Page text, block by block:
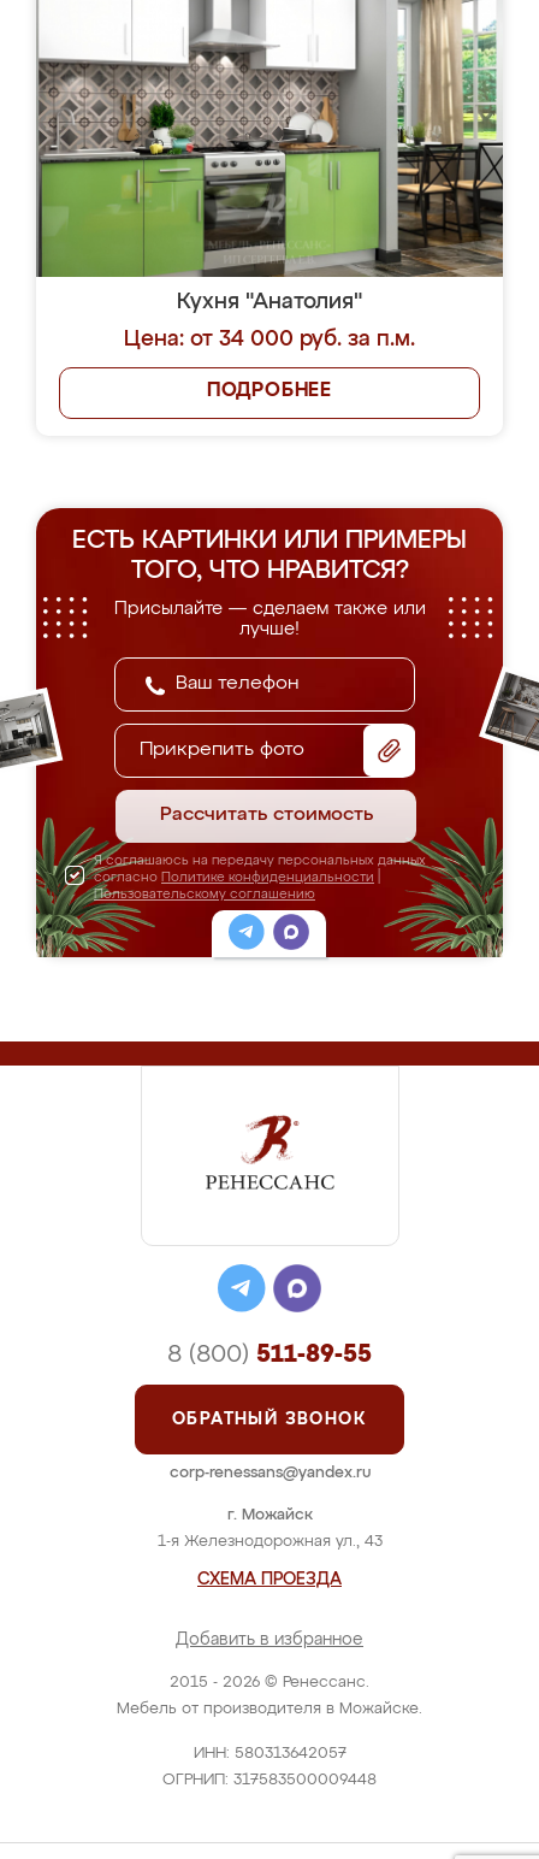
Кухня "Анатолия"
Цена: от 34 000 руб. за п.м.
ПОДРОБНЕЕ
ЕСТЬ КАРТИНКИ ИЛИ ПРИМЕРЫ
ТОГО, ЧТО НРАВИТСЯ?
Присылайте — сделаем также или
лучше!
Прикрепить фото
Рассчитать стоимость
Я соглашаюсь на передачу персональных данных
согласно Политике конфиденциальности
Пользовательскому соглашению
2015 - 2026 © Ренессанс.
Мебель от производителя в Можайске.
ИНН: 580313642057
ОГРНИП: 317583500009448
г. Можайск
1-я Железнодорожная ул., 43
СХЕМА ПРОЕЗДА
Добавить в избранное
8 (800) 511-89-55
ОБРАТНЫЙ ЗВОНОК
corp-renessans@yandex.ru